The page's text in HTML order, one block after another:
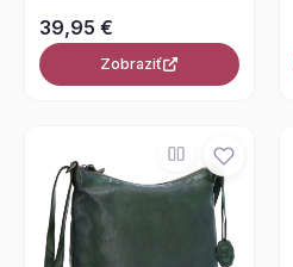
39,95 €
Zobraziť